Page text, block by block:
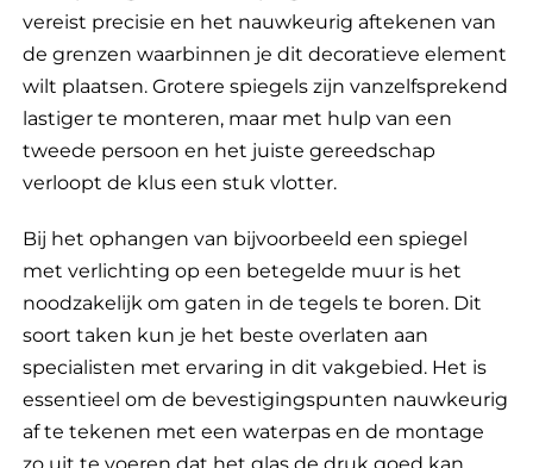
vereist precisie en het nauwkeurig aftekenen van
de grenzen waarbinnen je dit decoratieve element
wilt plaatsen. Grotere spiegels zijn vanzelfsprekend
lastiger te monteren, maar met hulp van een
tweede persoon en het juiste gereedschap
verloopt de klus een stuk vlotter.
Bij het ophangen van bijvoorbeeld een spiegel
met verlichting op een betegelde muur is het
noodzakelijk om gaten in de tegels te boren. Dit
soort taken kun je het beste overlaten aan
specialisten met ervaring in dit vakgebied. Het is
essentieel om de bevestigingspunten nauwkeurig
af te tekenen met een waterpas en de montage